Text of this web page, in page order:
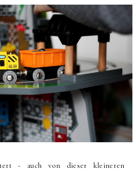
- auch von dieser kleineren